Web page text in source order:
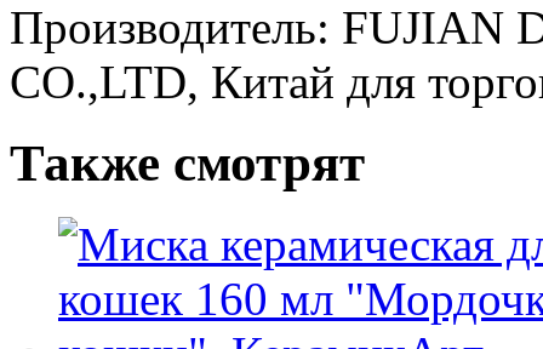
Производитель: FUJIAN
CO.,LTD, Китай для
Также смотрят